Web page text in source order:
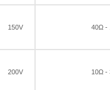
150V 40Ω -
200V 10Ω -